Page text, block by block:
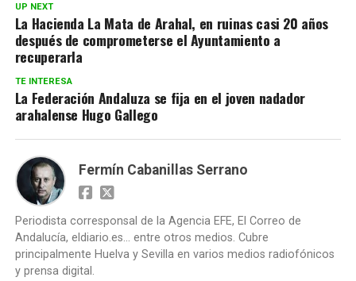
UP NEXT
La Hacienda La Mata de Arahal, en ruinas casi 20 años
después de comprometerse el Ayuntamiento a
recuperarla
TE INTERESA
La Federación Andaluza se fija en el joven nadador
arahalense Hugo Gallego
Fermín Cabanillas Serrano
Periodista corresponsal de la Agencia EFE, El Correo de
Andalucía, eldiario.es... entre otros medios. Cubre
principalmente Huelva y Sevilla en varios medios radiofónicos
y prensa digital.